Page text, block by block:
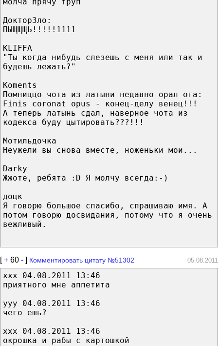
ДокторЗло:
ПЫЩЩЩЬ!!!!!1111
KLIFFA
"Ты когда нибудь слезешь с меня или так и
будешь лежать?"
Koments
Помниццо чота из латыни недавно орал ога:
Finis coronat opus - конец-делу венец!!!
А теперь латынь сдал, наверное чота из
кодекса буду цытировать???!!!
Мотильдочка
Неужели вы снова вместе, ноженьки мои...
Darky
Жжоте, ребята :D Я молчу всегда:-)
доцк
Я говорю большое спасибо, спрашиваю имя. А
потом говорю досвидания, потому что я очень
вежливый.
[+ 60 - ] Комментировать цитату №51302 05.08.2011
xxx 04.08.2011 13:46
приятного мне аппетита
yyy 04.08.2011 13:46
чего ешь?
xxx 04.08.2011 13:46
окрошка и рабы с картошкой